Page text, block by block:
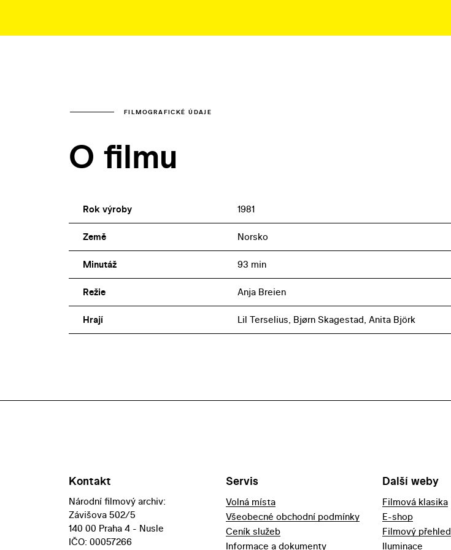
FILMOGRAFICKÉ ÚDAJE
O filmu
Rok výroby 1981
Země Norsko
Minutáž 93 min
Režie Anja Breien
Hrají Lil Terselius, Bjørn Skagestad, Anita Björk
Kontakt
Národní filmový archiv:
Závišova 502/5
140 00 Praha 4 - Nusle
IČO: 00057266
Servis
Volná místa
Všeobecné obchodní podmínky
Ceník služeb
Informace a dokumenty
Další weby
Filmová klasika
E-shop
Filmový přehled
Iluminace